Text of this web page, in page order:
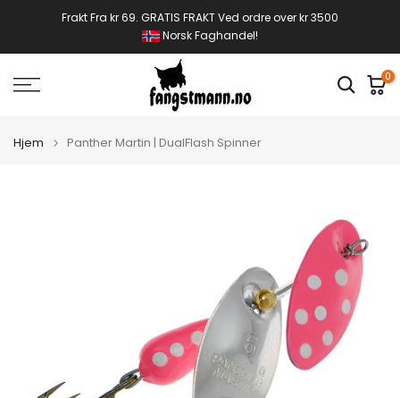
Frakt Fra kr 69. GRATIS FRAKT Ved ordre over kr 3500
Norsk Faghandel!
0
Hjem Panther Martin | DualFlash Spinner